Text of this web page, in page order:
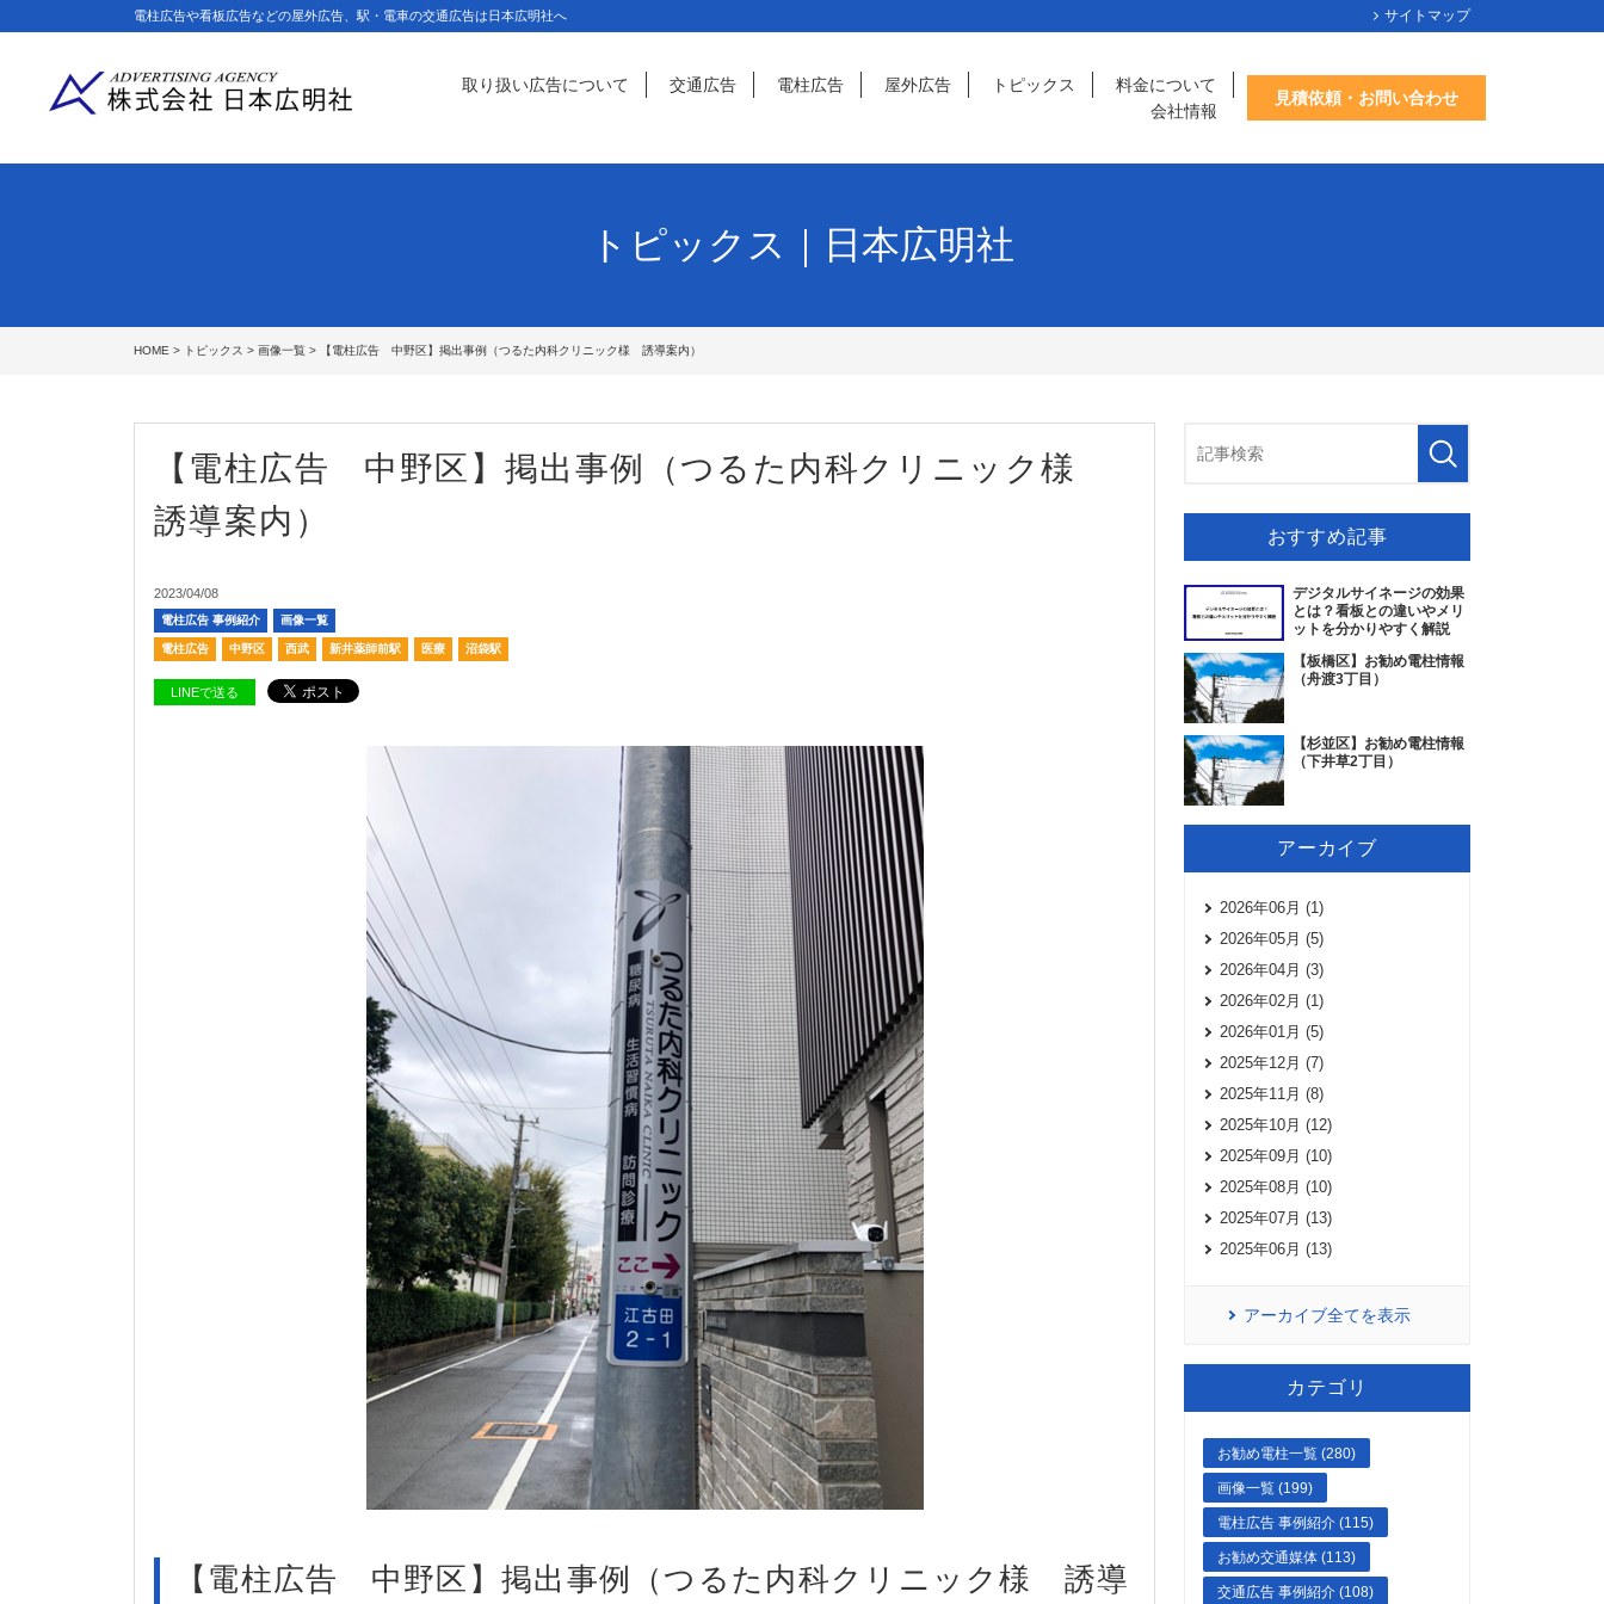
電柱広告や看板広告などの屋外広告、駅・電車の交通広告は日本広明社へ サイトマップ
取り扱い広告について 交通広告 電柱広告 屋外広告 トピックス
料金について
会社情報
見積依頼・お問い合わせ
トピックス｜日本広明社
HOME > トピックス > 画像一覧 > 【電柱広告 中野区】掲出事例（つるた内科クリニック様 誘導案内）
【電柱広告 中野区】掲出事例（つるた内科クリニック様
誘導案内）
2023/04/08
電柱広告 事例紹介 画像一覧
電柱広告 中野区 西武 新井薬師前駅 医療 沼袋駅
LINEで送る
【電柱広告 中野区】掲出事例（つるた内科クリニック様 誘導
おすすめ記事
デジタルサイネージの効果
とは？看板との違いやメリ
ットを分かりやすく解説
【板橋区】お勧め電柱情報
（舟渡3丁目）
【杉並区】お勧め電柱情報
（下井草2丁目）
アーカイブ
2026年06月 (1)
2026年05月 (5)
2026年04月 (3)
2026年02月 (1)
2026年01月 (5)
2025年12月 (7)
2025年11月 (8)
2025年10月 (12)
2025年09月 (10)
2025年08月 (10)
2025年07月 (13)
2025年06月 (13)
アーカイブ全てを表示
カテゴリ
お勧め電柱一覧 (280)
画像一覧 (199)
電柱広告 事例紹介 (115)
お勧め交通媒体 (113)
交通広告 事例紹介 (108)